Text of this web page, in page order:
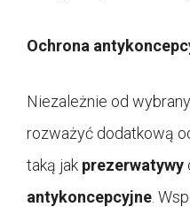
Ochrona
Niezależnie od
rozważyć dodatkową
taką jak prezerwatywy
antykoncepcyjne .